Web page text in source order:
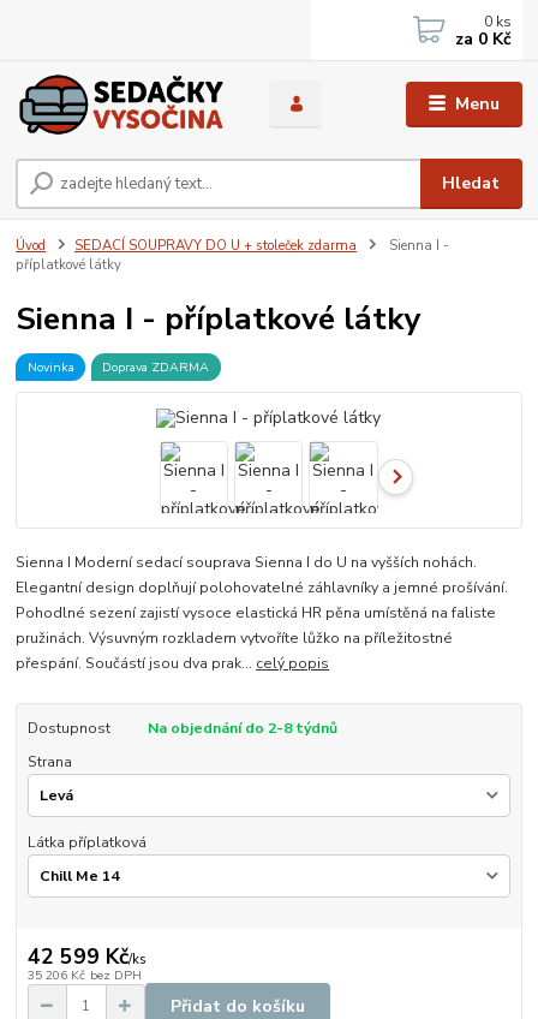
Menu
Hledat
0 ks
za 0 Kč
Úvod SEDACÍ SOUPRAVY DO U + stoleček zdarma
Sienna I -
příplatkové látky
Sienna I - příplatkové látky
Novinka Doprava ZDARMA
Sienna I Moderní sedací souprava Sienna I do U na vyšších nohách.
Elegantní design doplňují polohovatelné záhlavníky a jemné prošívání.
Pohodlné sezení zajistí vysoce elastická HR pěna umístěná na faliste
pružinách. Výsuvným rozkladem vytvoříte lůžko na příležitostné
přespání. Součástí jsou dva prak... celý popis
Dostupnost
Na objednání do 2-8 týdnů
Strana
Látka příplatková
42 599 Kč/ks
35 206 Kč bez DPH
Přidat do košíku